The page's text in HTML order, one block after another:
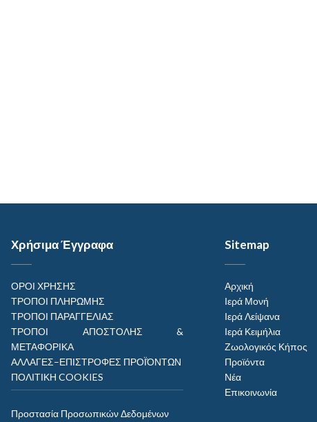
Χρήσιμα Έγγραφα
ΟΡΟΙ ΧΡΗΣΗΣ
ΤΡΟΠΟΙ ΠΛΗΡΩΜΗΣ
ΤΡΟΠΟΙ ΠΑΡΑΓΓΕΛΙΑΣ
ΤΡΟΠΟΙ ΑΠΟΣΤΟΛΗΣ &
ΜΕΤΑΦΟΡΙΚΑ
ΑΛΛΑΓΕΣ–ΕΠΙΣΤΡΟΦΕΣ ΠΡΟΪΌΝΤΩΝ
ΠΟΛΙΤΙΚΗ COOKIES
Προστασία Προσωπικών Δεδομένων
Sitemap
Αρχική
Ιερά Μονή
Ιερά Λείψανα
Ιερά Κειμήλια
Ζωολογικός Κήπος
Προϊόντα
Νέα
Επικοινωνία